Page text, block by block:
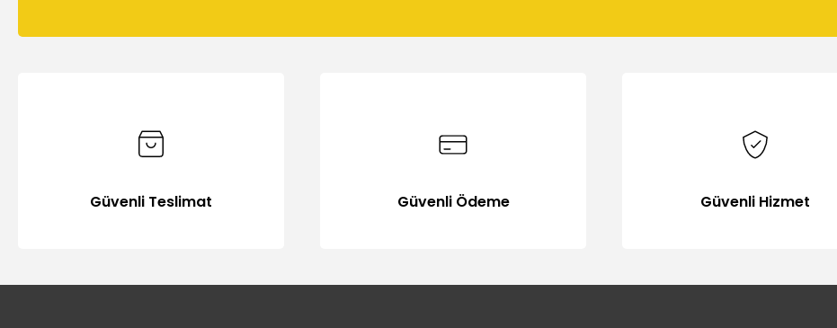
Gönder
Güvenli Teslimat Güvenli Ödeme Güvenli Hizmet